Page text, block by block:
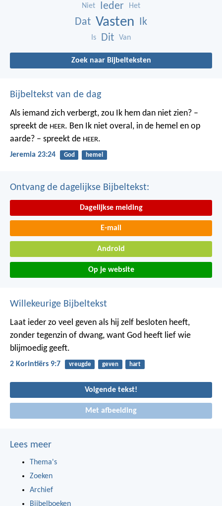
Niet Ieder Het
Dat Vasten Ik
Is Dit Van
Zoek naar Bijbelteksten
Bijbeltekst van de dag
Als iemand zich verbergt, zou Ik hem dan niet zien? –
spreekt de HEER. Ben Ik niet overal, in de hemel en op
aarde? – spreekt de HEER.
Jeremia 23:24 God hemel
Ontvang de dagelijkse Bijbeltekst:
Dagelijkse melding
E-mail
Android
Op je website
Willekeurige Bijbeltekst
Laat ieder zo veel geven als hij zelf besloten heeft,
zonder tegenzin of dwang, want God heeft lief wie
blijmoedig geeft.
2 Korintiërs 9:7 vreugde geven hart
Volgende tekst!
Met afbeelding
Lees meer
Thema's
Zoeken
Archief
Bijbelboeken